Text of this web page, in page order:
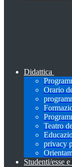
Didattica
Orario
Teatro
privacy
Studenti/esse